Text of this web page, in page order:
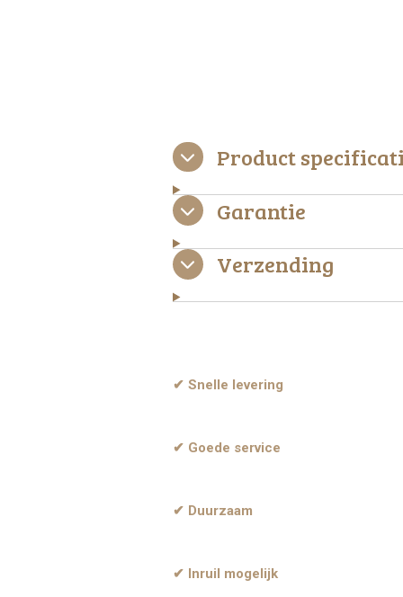
Product
Garantie
Verzending
✔ Snelle levering
✔ Goede service
✔ Duurzaam
✔ Inruil mogelijk